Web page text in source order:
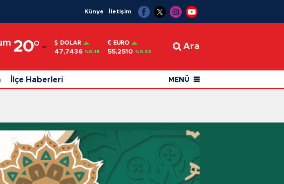
Künye İletişim
20° DOLAR
47,7436 %0.18
EURO
55,2510 %0.32
Ara
İlçe Haberleri MENÜ